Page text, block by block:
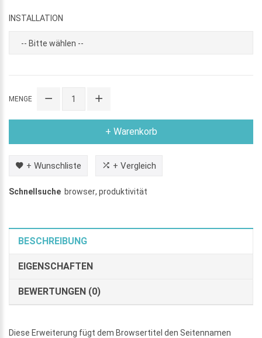
INSTALLATION
MENGE
+ Warenkorb
+ Wunschliste + Vergleich
Schnellsuche browser, produktivität
BESCHREIBUNG
EIGENSCHAFTEN
BEWERTUNGEN (0)
Diese Erweiterung fügt dem Browsertitel den Seitennamen